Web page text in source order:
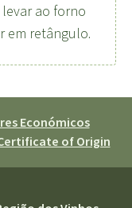
ao forno
em retângulo.
Económicos
of Origin